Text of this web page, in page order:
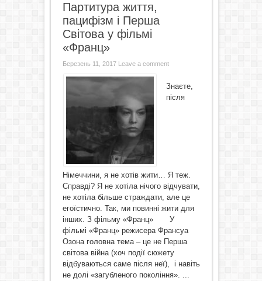
Партитура життя,
пацифізм і Перша
Світова у фільмі
«Франц»
Березень 11, 2017 Leave a comment
Знаєте,
після
Німеччини, я не хотів жити… Я теж.
Справді? Я не хотіла нічого відчувати,
не хотіла більше страждати, але це
егоїстично. Так, ми повинні жити для
інших. З фільму «Франц» У
фільмі «Франц» режисера Франсуа
Озона головна тема – це не Перша
світова війна (хоч події сюжету
відбуваються саме після неї), і навіть
не долі «загубленого покоління». ...